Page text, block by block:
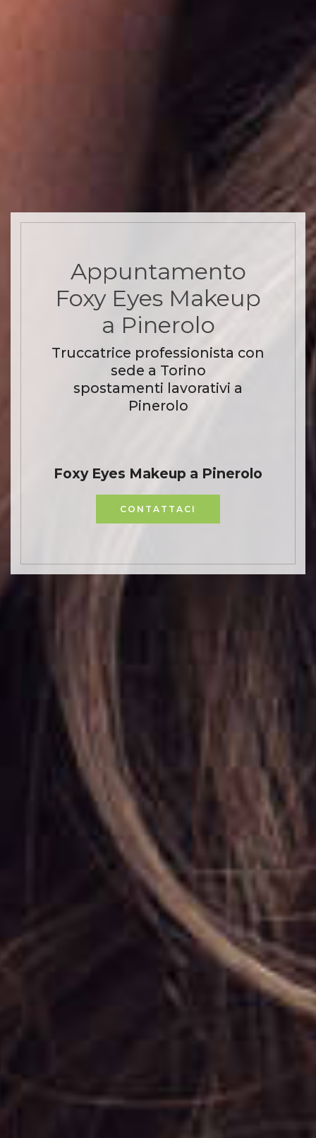
Appuntamento
Foxy Eyes Makeup
a Pinerolo
Truccatrice professionista con
sede a Torino
spostamenti lavorativi a
Pinerolo
Foxy Eyes Makeup a Pinerolo
CONTATTACI